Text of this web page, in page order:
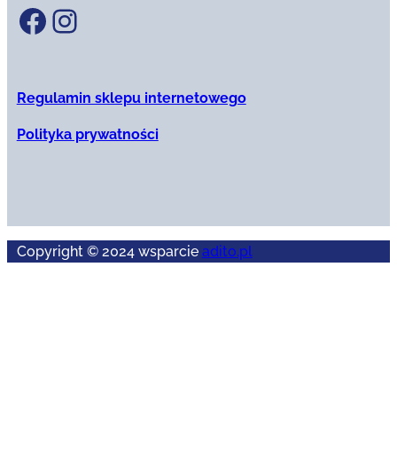
Facebook Instagram
Regulamin sklepu internetowego
Polityka prywatności
Copyright © 2024 wsparcie adito.pl